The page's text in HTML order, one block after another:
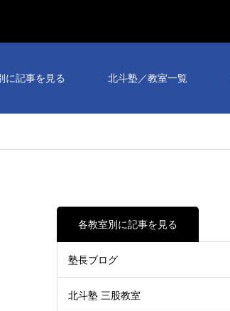
に記事を見る 北斗塾／教室一覧
各教室別に記事を見る
塾長ブログ
北斗塾 三股教室